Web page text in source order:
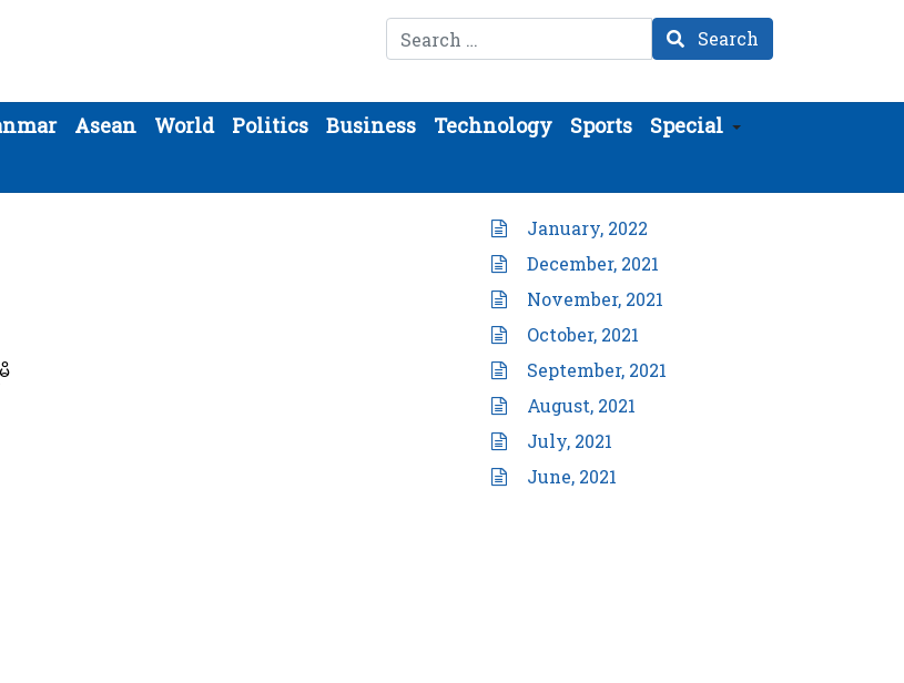
Search Search
Asean World Politics Business Technology Sports
Special
January, 2022
December, 2021
November, 2021
October, 2021
September, 2021
August, 2021
July, 2021
June, 2021